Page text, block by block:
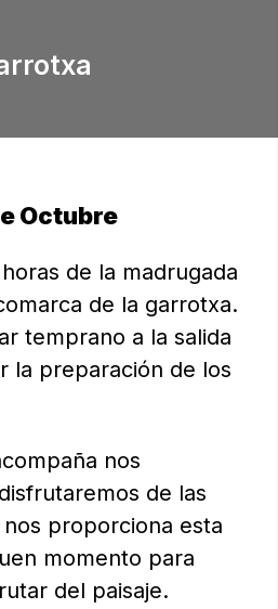
Octubre
de la madrugada
de la garrotxa.
temprano a la salida
la preparación de los
nos
de las
proporciona esta
momento para
del paisaje.